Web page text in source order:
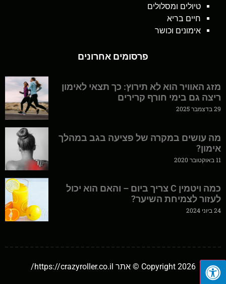
טיולים ומסלולים
חיים בריא
אימונים וכושר
פרסומים אחרונים
מזג האוויר הוא לא תירוץ: כך תצאי לאימון
ריצה גם בימי חורף קרירים
29 בדצמבר 2025
מה עושים במקרה של פציעה בגב במהלך
אימון?
11 באוקטובר 2020
כמה ויטמין C צריך ביום – והאם הוא יכול
לעזור לצמיחת השיער?
24 ביוני 2024
Copyright 2026 © אתר https://crazyroller.co.il/